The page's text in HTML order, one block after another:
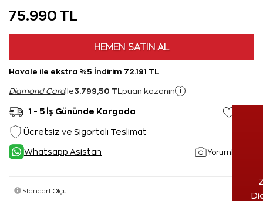
75.990 TL
HEMEN SATIN AL
Havale ile ekstra %5 İndirim 72.191 TL
Diamond Cardile3.799,50 TL puan kazanın i
1 - 5 İş Gününde Kargoda
Ücretsiz ve Sigortalı Teslimat
Whatsapp Asistan Yorumlar(1)